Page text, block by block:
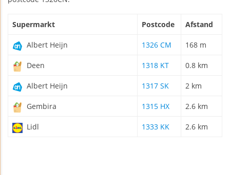
Supermarkt Postcode Afstand
Albert Heijn 1326 CM 168 m
Deen 1318 KT 0.8 km
Albert Heijn 1317 SK 2 km
Gembira 1315 HX 2.6 km
Lidl 1333 KK 2.6 km